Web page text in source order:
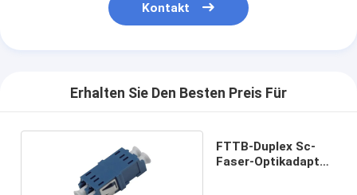
Kontakt
Erhalten Sie Den Besten Preis Für
FTTB-Duplex Sc-
Faser-Optikadapter